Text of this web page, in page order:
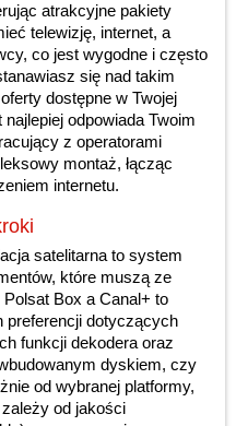
atrakcyjne pakiety
telewizję, internet, a
co jest wygodne i często
się nad takim
dostępne w Twojej
odpowiada Twoim
z operatorami
montaż, łącząc
internetu.
satelitarna to system
które muszą ze
Box a Canal+ to
preferencji dotyczących
funkcji dekodera oraz
dyskiem, czy
od wybranej platformy,
od jakości